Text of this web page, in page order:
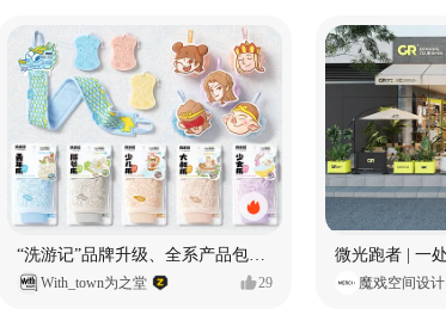
“洗游记”品牌升级、全系产品包装设计、店堆设计
With_town为之堂 29 魔戏空间设计